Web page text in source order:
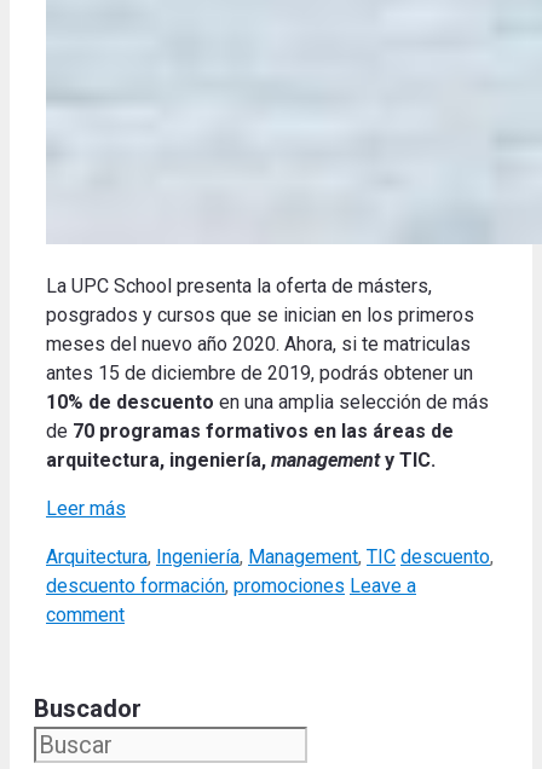
La UPC School presenta la oferta de másters,
posgrados y cursos que se inician en los primeros
meses del nuevo año 2020. Ahora, si te matriculas
antes 15 de diciembre de 2019, podrás obtener un
10% de descuento en una amplia selección de más
de 70 programas formativos en las áreas de
arquitectura, ingeniería, managementy TIC.
Leer más
Categories
Arquitectura, Ingeniería, Management, TIC Tags
descuento,
descuento formación, promociones Leave a
comment
Buscador